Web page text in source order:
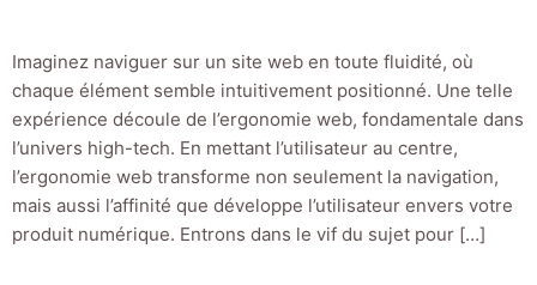
Imaginez naviguer sur un site web en toute fluidité, où
chaque élément semble intuitivement positionné. Une telle
expérience découle de l’ergonomie web, fondamentale dans
l’univers high-tech. En mettant l’utilisateur au centre,
l’ergonomie web transforme non seulement la navigation,
mais aussi l’affinité que développe l’utilisateur envers votre
produit numérique. Entrons dans le vif du sujet pour […]